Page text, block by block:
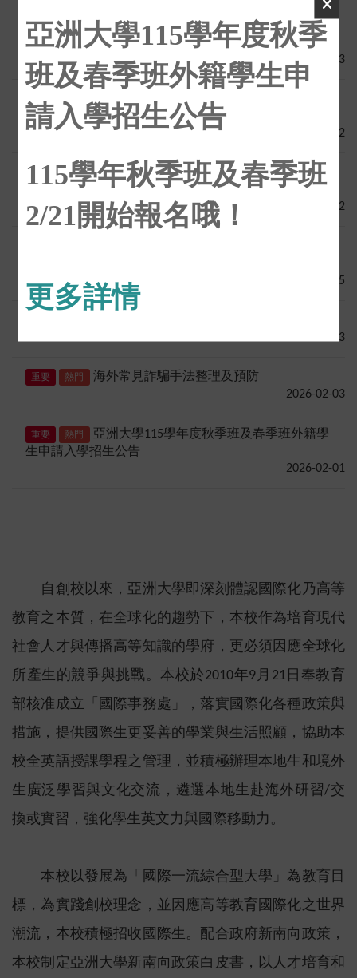
亞洲大學115學年度秋季
班及春季班外籍學生申
請入學招生公告
115學年秋季班及春季班
2/21開始報名哦！
更多詳情
重要 熱門
亞洲大學USR計畫攜手華語文中心，打造行
動式語言學習場域
2026-02-13
重要 熱門
2026年第45屆中華民國大學生訪日研習團
報名啟事
2026-02-12
熱門
「2027年度日本台灣交流協會日本獎學金
留學生(碩博士)」計畫相關資訊，鼓勵學生踴躍申請
2026-02-12
2026-02-05
2026-02-03
重要 熱門
海外常見詐騙手法整理及預防
2026-02-03
重要 熱門
亞洲大學115學年度秋季班及春季班外籍學
生申請入學招生公告
2026-02-01
自創校以來，亞洲大學即深刻體認國際化乃高等
教育之本質，在全球化的趨勢下，本校作為培育現代
社會人才與傳播高等知識的學府，更必須因應全球化
所產生的競爭與挑戰。本校於2010年9月21日奉教育
部核准成立「國際事務處」，落實國際化各種政策與
措施，提供國際生更妥善的學業與生活照顧，協助本
校全英語授課學程之管理，並積極辦理本地生和境外
生廣泛學習與文化交流，遴選本地生赴海外研習/交
換或實習，強化學生英文力與國際移動力。
本校以發展為「國際一流綜合型大學」為教育目
標，為實踐創校理念，並因應高等教育國際化之世界
潮流，本校積極招收國際生。配合政府新南向政策，
本校制定亞洲大學新南向政策白皮書，以人才培育和